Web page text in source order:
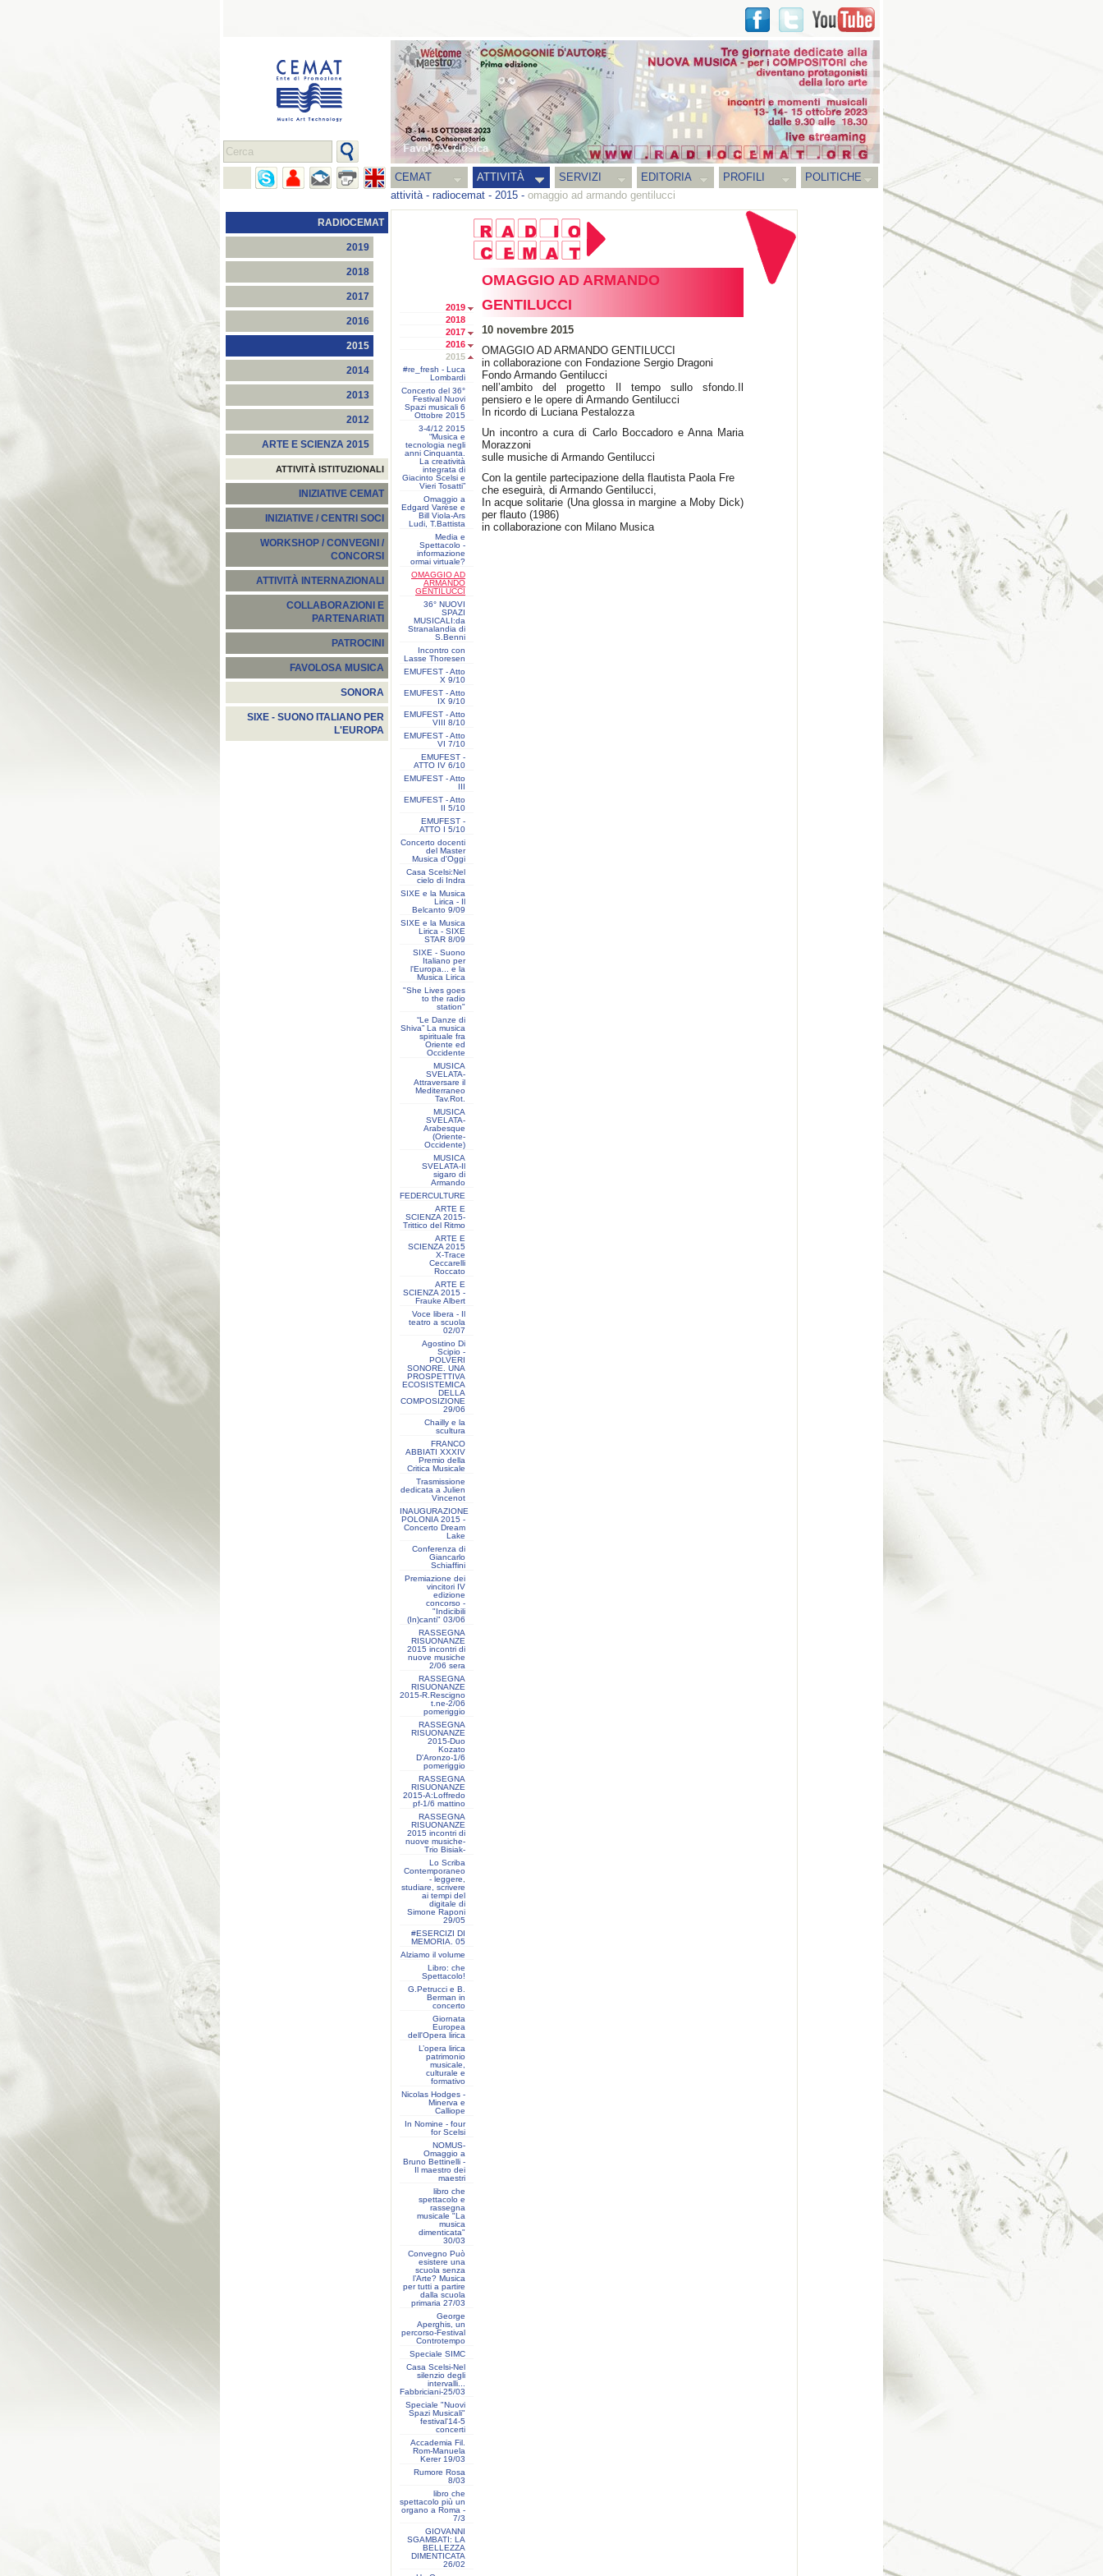
CEMAT ATTIVITÀ SERVIZI EDITORIA PROFILI
POLITICHE
attività- radiocemat - 2015 - omaggio ad armando gentilucci
RADIOCEMAT
2019
2018
2017
2016
2015
2014
2013
2012
ARTE E SCIENZA 2015
ATTIVITÀ ISTITUZIONALI
INIZIATIVE CEMAT
INIZIATIVE / CENTRI SOCI
WORKSHOP / CONVEGNI /
CONCORSI
ATTIVITÀ INTERNAZIONALI
COLLABORAZIONI E
PARTENARIATI
PATROCINI
FAVOLOSA MUSICA
SONORA
SIXE - SUONO ITALIANO PER
L'EUROPA
2019
2018
2017
2016
2015
#re_fresh - Luca
Lombardi
Concerto del 36°
Festival Nuovi
Spazi musicali 6
Ottobre 2015
3-4/12 2015
“Musica e
tecnologia negli
anni Cinquanta.
La creatività
integrata di
Giacinto Scelsi e
Vieri Tosatti”
Omaggio a
Edgard Varèse e
Bill Viola-Ars
Ludi, T.Battista
Media e
Spettacolo -
informazione
ormai virtuale?
OMAGGIO AD
ARMANDO
GENTILUCCI
36° NUOVI
SPAZI
MUSICALI:da
Stranalandia di
S.Benni
Incontro con
Lasse Thoresen
EMUFEST - Atto
X 9/10
EMUFEST - Atto
IX 9/10
EMUFEST - Atto
VIII 8/10
EMUFEST - Atto
VI 7/10
EMUFEST -
ATTO IV 6/10
EMUFEST - Atto
III
EMUFEST - Atto
II 5/10
EMUFEST -
ATTO I 5/10
Concerto docenti
del Master
Musica d'Oggi
Casa Scelsi:Nel
cielo di Indra
SIXE e la Musica
Lirica - Il
Belcanto 9/09
SIXE e la Musica
Lirica - SIXE
STAR 8/09
SIXE - Suono
Italiano per
l'Europa... e la
Musica Lirica
"She Lives goes
to the radio
station"
“Le Danze di
Shiva” La musica
spirituale fra
Oriente ed
Occidente
MUSICA
SVELATA-
Attraversare il
Mediterraneo
Tav.Rot.
MUSICA
SVELATA-
Arabesque
(Oriente-
Occidente)
MUSICA
SVELATA-Il
sigaro di
Armando
FEDERCULTURE
ARTE E
SCIENZA 2015-
Trittico del Ritmo
ARTE E
SCIENZA 2015
X-Trace
Ceccarelli
Roccato
ARTE E
SCIENZA 2015 -
Frauke Albert
Voce libera - Il
teatro a scuola
02/07
Agostino Di
Scipio -
POLVERI
SONORE. UNA
PROSPETTIVA
ECOSISTEMICA
DELLA
COMPOSIZIONE
29/06
Chailly e la
scultura
FRANCO
ABBIATI XXXIV
Premio della
Critica Musicale
Trasmissione
dedicata a Julien
Vincenot
INAUGURAZIONE
POLONIA 2015 -
Concerto Dream
Lake
Conferenza di
Giancarlo
Schiaffini
Premiazione dei
vincitori IV
edizione
concorso -
"Indicibili
(In)canti" 03/06
RASSEGNA
RISUONANZE
2015 incontri di
nuove musiche
2/06 sera
RASSEGNA
RISUONANZE
2015-R.Rescigno
t.ne-2/06
pomeriggio
RASSEGNA
RISUONANZE
2015-Duo
Kozato
D'Aronzo-1/6
pomeriggio
RASSEGNA
RISUONANZE
2015-A:Loffredo
pf-1/6 mattino
RASSEGNA
RISUONANZE
2015 incontri di
nuove musiche-
Trio Bisiak-
Lo Scriba
Contemporaneo
- leggere,
studiare, scrivere
ai tempi del
digitale di
Simone Raponi
29/05
#ESERCIZI DI
MEMORIA. 05
Alziamo il volume
Libro: che
Spettacolo!
G.Petrucci e B.
Berman in
concerto
Giornata
Europea
dell'Opera lirica
L’opera lirica
patrimonio
musicale,
culturale e
formativo
Nicolas Hodges -
Minerva e
Calliope
In Nomine - four
for Scelsi
NOMUS-
Omaggio a
Bruno Bettinelli -
Il maestro dei
maestri
libro che
spettacolo e
rassegna
musicale "La
musica
dimenticata"
30/03
Convegno Può
esistere una
scuola senza
l’Arte? Musica
per tutti a partire
dalla scuola
primaria 27/03
George
Aperghis, un
percorso-Festival
Controtempo
Speciale SIMC
Casa Scelsi-Nel
silenzio degli
intervalli...
Fabbriciani-25/03
Speciale "Nuovi
Spazi Musicali"
festival'14-5
concerti
Accademia Fil.
Rom-Manuela
Kerer 19/03
Rumore Rosa
8/03
libro che
spettacolo più un
organo a Roma -
7/3
GIOVANNI
SGAMBATI: LA
BELLEZZA
DIMENTICATA
26/02
OMAGGIO AD ARMANDO
GENTILUCCI
10 novembre 2015
OMAGGIO AD ARMANDO GENTILUCCI
in collaborazione con Fondazione Sergio Dragoni
Fondo Armando Gentilucci
nell’ambito del progetto Il tempo sullo sfondo.Il
pensiero e le opere di Armando Gentilucci
In ricordo di Luciana Pestalozza
Un incontro a cura di Carlo Boccadoro e Anna Maria
Morazzoni
sulle musiche di Armando Gentilucci
Con la gentile partecipazione della flautista Paola Fre
che eseguirà, di Armando Gentilucci,
In acque solitarie (Una glossa in margine a Moby Dick)
per flauto (1986)
in collaborazione con Milano Musica